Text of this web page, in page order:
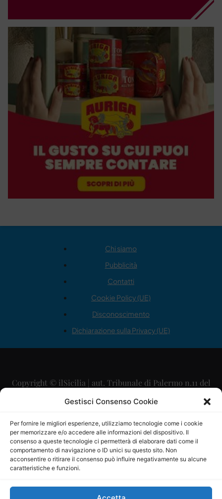
Gestisci Consenso Cookie
Per fornire le migliori esperienze, utilizziamo tecnologie come i cookie
per memorizzare e/o accedere alle informazioni del dispositivo. Il
consenso a queste tecnologie ci permetterà di elaborare dati come il
comportamento di navigazione o ID unici su questo sito. Non
acconsentire o ritirare il consenso può influire negativamente su alcune
caratteristiche e funzioni.
Chi siamo
Pubblicità
Contatti
Cookie Policy (UE)
Disconoscimento
Dichiarazione sulla Privacy (UE)
Copyright © ilSicilia | aut. Tribunale di Palermo n.11 del
29/09/2015
Direttore Editoriale: Maurizio Scaglione
Direttore Responsabile: Maria Calabrese
P.IVA: 06334930820